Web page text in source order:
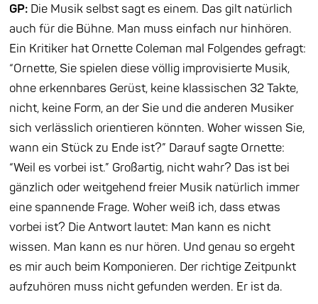
GP: Die Musik selbst sagt es einem. Das gilt natürlich
auch für die Bühne. Man muss einfach nur hinhören.
Ein Kritiker hat Ornette Coleman mal Folgendes gefragt:
“Ornette, Sie spielen diese völlig improvisierte Musik,
ohne erkennbares Gerüst, keine klassischen 32 Takte,
nicht, keine Form, an der Sie und die anderen Musiker
sich verlässlich orientieren könnten. Woher wissen Sie,
wann ein Stück zu Ende ist?” Darauf sagte Ornette:
“Weil es vorbei ist.” Großartig, nicht wahr? Das ist bei
gänzlich oder weitgehend freier Musik natürlich immer
eine spannende Frage. Woher weiß ich, dass etwas
vorbei ist? Die Antwort lautet: Man kann es nicht
wissen. Man kann es nur hören. Und genau so ergeht
es mir auch beim Komponieren. Der richtige Zeitpunkt
aufzuhören muss nicht gefunden werden. Er ist da.